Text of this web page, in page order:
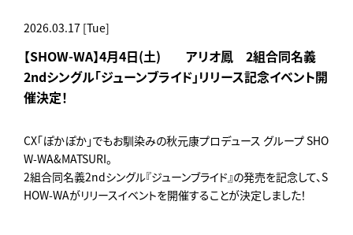
2026.03.17 [Tue]
【SHOW-WA】4月4日(土) アリオ鳳 2組合同名義
2ndシングル「ジューンブライド」リリース記念イベント開
催決定！
CX「ぽかぽか」でもお馴染みの秋元康プロデュース グループ SHO
W-WA&MATSURI。
2組合同名義2ndシングル『ジューンブライド』の発売を記念して、S
HOW-WAがリリースイベントを開催することが決定しました！